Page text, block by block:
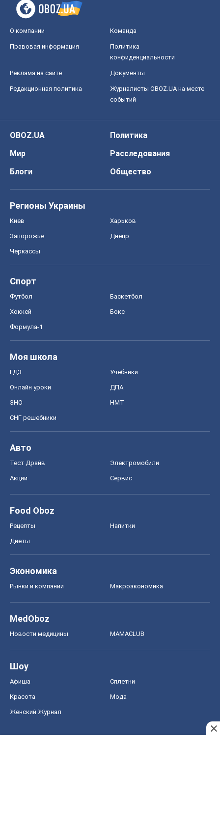
О компании Команда
Правовая информация
Политика
конфиденциальности
Реклама на сайте Документы
Редакционная политика
Журналисты OBOZ.UA на месте
событий
OBOZ.UA
Политика
Мир
Расследования
Блоги
Общество
Регионы Украины
Киев Харьков
Запорожье Днепр
Черкассы
Спорт
Футбол Баскетбол
Хоккей Бокс
Формула-1
Моя школа
ГДЗ Учебники
Онлайн уроки ДПА
ЗНО НМТ
СНГ решебники
Авто
Тест Драйв Электромобили
Акции Сервис
Food Oboz
Рецепты Напитки
Диеты
Экономика
Рынки и компании Mакроэкономика
MedOboz
Новости медицины MAMACLUB
Шоу
Афиша Сплетни
Красота Мода
Женский Журнал